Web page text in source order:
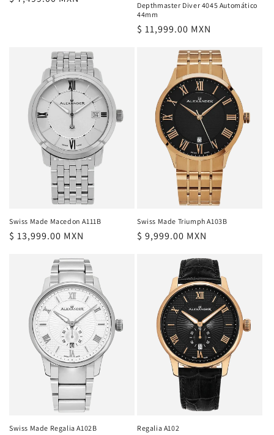
Depthmaster Diver 4045 Automático
44mm
Precio
$ 11,999.00 MXN
Swiss Made Macedon A111B
Precio
$ 13,999.00 MXN
Swiss Made Triumph A103B
Precio
$ 9,999.00 MXN
Swiss Made Regalia A102B Regalia A102